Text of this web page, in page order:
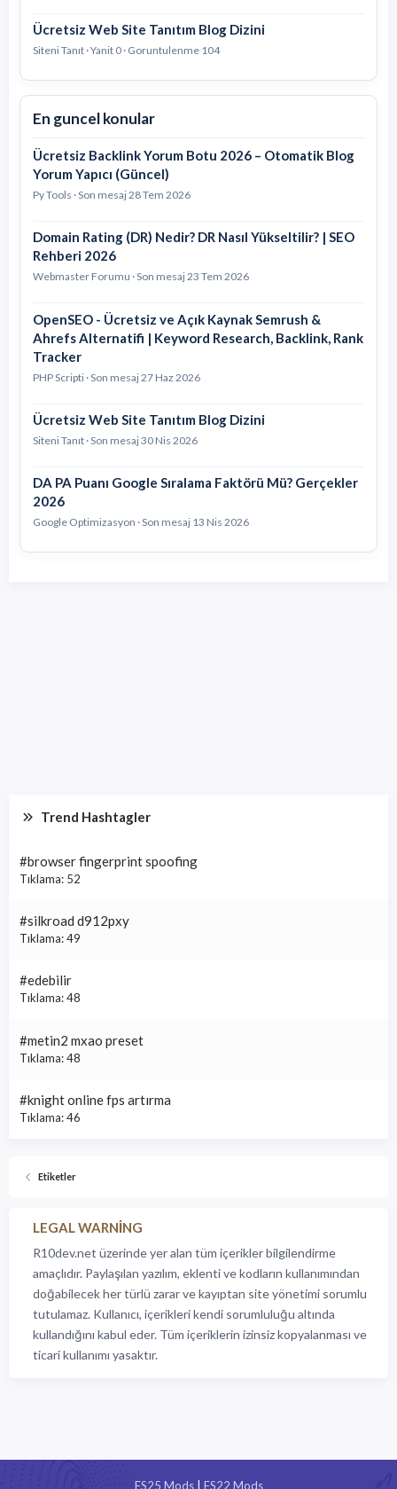
Ücretsiz Web Site Tanıtım Blog Dizini
Siteni Tanıt · Yanit 0 · Goruntulenme 104
En guncel konular
Ücretsiz Backlink Yorum Botu 2026 – Otomatik Blog
Yorum Yapıcı (Güncel)
Py Tools · Son mesaj28 Tem 2026
Domain Rating (DR) Nedir? DR Nasıl Yükseltilir? | SEO
Rehberi 2026
Webmaster Forumu · Son mesaj23 Tem 2026
OpenSEO - Ücretsiz ve Açık Kaynak Semrush &
Ahrefs Alternatifi | Keyword Research, Backlink, Rank
Tracker
PHP Scripti · Son mesaj27 Haz 2026
Ücretsiz Web Site Tanıtım Blog Dizini
Siteni Tanıt · Son mesaj30 Nis 2026
DA PA Puanı Google Sıralama Faktörü Mü? Gerçekler
2026
Google Optimizasyon · Son mesaj 13 Nis 2026
Trend Hashtagler
#browser fingerprint spoofing
Tıklama: 52
#silkroad d912pxy
Tıklama: 49
#edebilir
Tıklama: 48
#metin2 mxao preset
Tıklama: 48
#knight online fps artırma
Tıklama: 46
Etiketler
LEGAL WARNING
R10dev.net üzerinde yer alan tüm içerikler bilgilendirme
amaçlıdır. Paylaşılan yazılım, eklenti ve kodların kullanımından
doğabilecek her türlü zarar ve kayıptan site yönetimi sorumlu
tutulamaz. Kullanıcı, içerikleri kendi sorumluluğu altında
kullandığını kabul eder. Tüm içeriklerin izinsiz kopyalanması ve
ticari kullanımı yasaktır.
FS25 Mods| FS22 Mods